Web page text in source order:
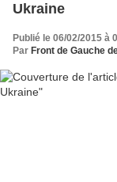
Ukraine
Publié le 06/02/2015 à
Par Front de Gauche